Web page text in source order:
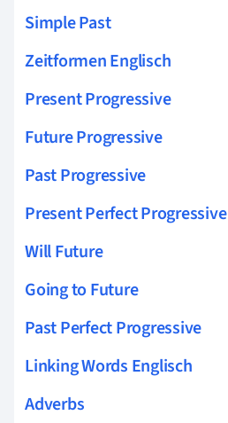
Simple Past
Zeitformen Englisch
Present Progressive
Future Progressive
Past Progressive
Present Perfect Progressive
Will Future
Going to Future
Past Perfect Progressive
Linking Words Englisch
Adverbs